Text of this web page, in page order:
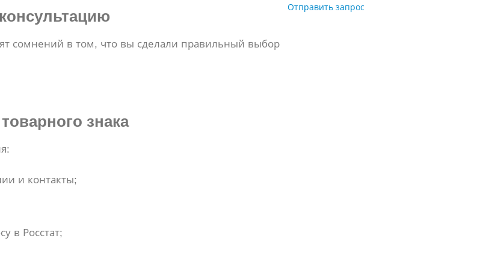
сомнений в том, что вы сделали правильный выбор
Отправить запрос
знака
и контакты;
в Росстат;